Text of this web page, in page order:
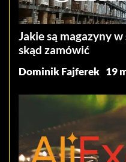
Jakie są magazyny
skąd zamówić
Dominik Fajferek 19